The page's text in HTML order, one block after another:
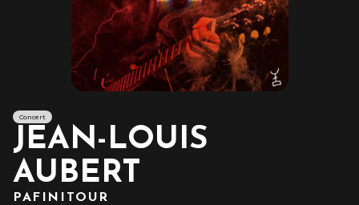
Concert
JEAN-LOUIS
AUBERT
PAFINITOUR